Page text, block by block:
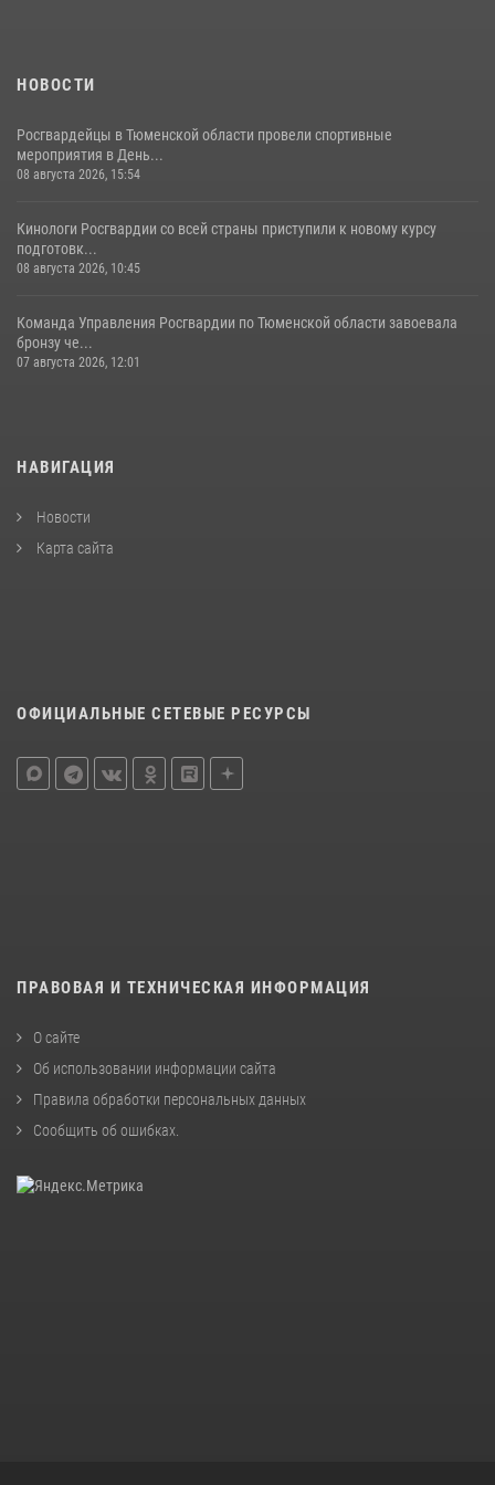
НОВОСТИ
Росгвардейцы в Тюменской области провели спортивные
мероприятия в День...
08 августа 2026, 15:54
Кинологи Росгвардии со всей страны приступили к новому курсу
подготовк...
08 августа 2026, 10:45
Команда Управления Росгвардии по Тюменской области завоевала
бронзу че...
07 августа 2026, 12:01
НАВИГАЦИЯ
Новости
Карта сайта
ОФИЦИАЛЬНЫЕ СЕТЕВЫЕ РЕСУРСЫ
ПРАВОВАЯ И ТЕХНИЧЕСКАЯ ИНФОРМАЦИЯ
О сайте
Об использовании информации сайта
Правила обработки персональных данных
Сообщить об ошибках.